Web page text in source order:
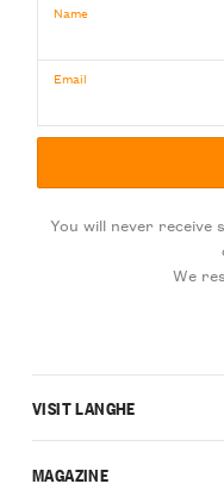
Name
Email
You will never receive
We
VISIT LANGHE
MAGAZINE